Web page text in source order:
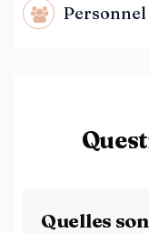
Personnel
Quelles